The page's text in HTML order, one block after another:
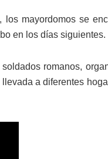
mayordomos se
en los días siguientes.
romanos,
a diferentes